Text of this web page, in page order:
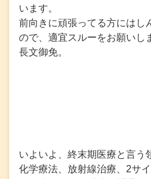
います。
前向きに頑張ってる方にはし
ので、適宜スルーをお願いし
長文御免。
いよいよ、終末期医療と言う
化学療法、放射線治療、2サ